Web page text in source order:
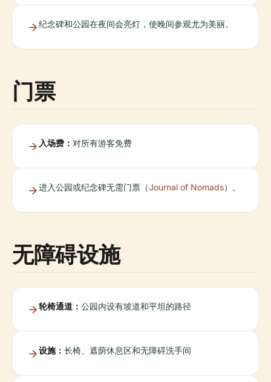
纪念碑和公园在夜间会亮灯，使晚间参观尤为美丽。
门票
入场费： 对所有游客免费
进入公园或纪念碑无需门票（Journal of Nomads）。
无障碍设施
轮椅通道： 公园内设有坡道和平坦的路径
设施： 长椅、遮荫休息区和无障碍洗手间